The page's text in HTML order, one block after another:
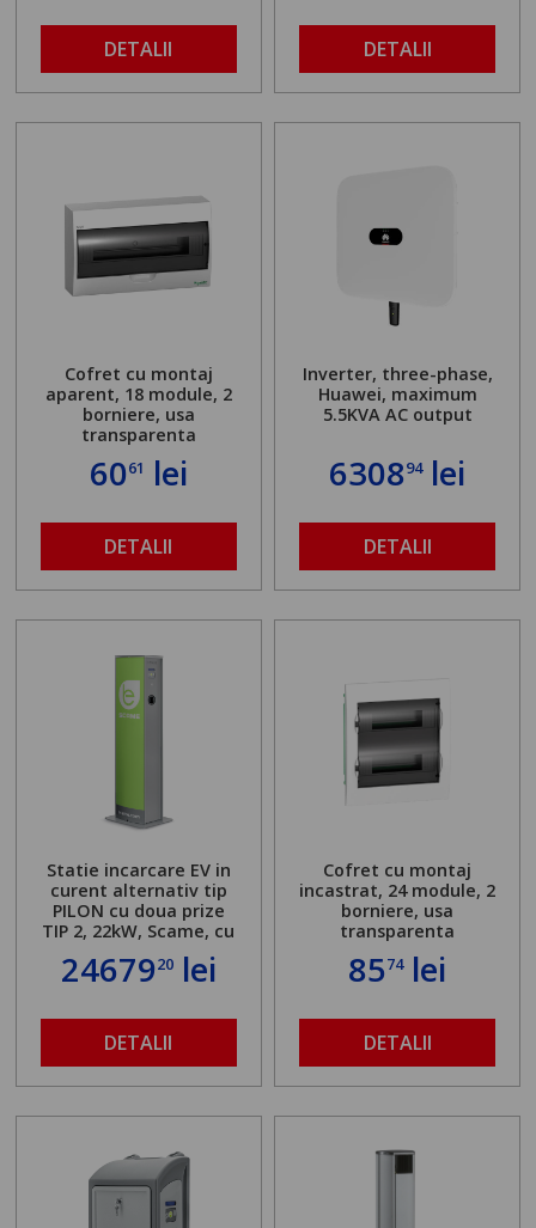
DETALII DETALII
Cofret cu montaj
aparent, 18 module, 2
borniere, usa
transparenta
6061 lei
DETALII
Inverter, three-phase,
Huawei, maximum
5.5KVA AC output
630894lei
DETALII
Statie incarcare EV in
curent alternativ tip
PILON cu doua prize
TIP 2, 22kW, Scame, cu
server local
2467920lei
DETALII
Cofret cu montaj
incastrat, 24 module, 2
borniere, usa
transparenta
8574lei
DETALII